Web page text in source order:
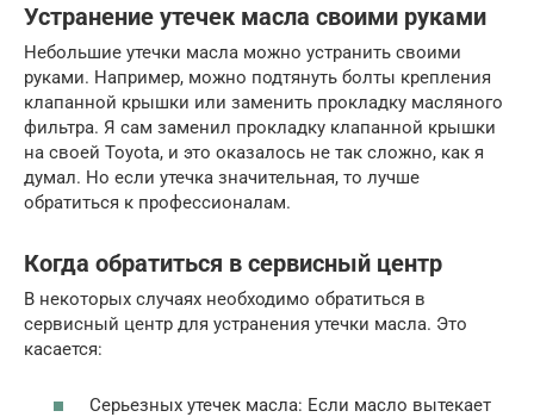
Устранение утечек масла своими руками
Небольшие утечки масла можно устранить своими
руками. Например, можно подтянуть болты крепления
клапанной крышки или заменить прокладку масляного
фильтра. Я сам заменил прокладку клапанной крышки
на своей Toyota, и это оказалось не так сложно, как я
думал. Но если утечка значительная, то лучше
обратиться к профессионалам.
Когда обратиться в сервисный центр
В некоторых случаях необходимо обратиться в
сервисный центр для устранения утечки масла. Это
касается:
Серьезных утечек масла: Если масло вытекает